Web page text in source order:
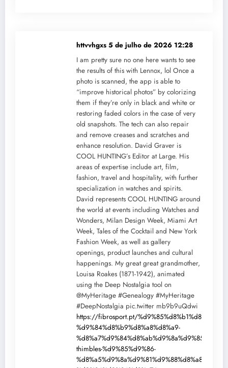
httvvhgxs 5 de julho de 2026 12:28
I am pretty sure no one here wants to see
the results of this with Lennox, lol Once a
photo is scanned, the app is able to
“improve historical photos” by colorizing
them if they’re only in black and white or
restoring faded colors in the case of very
old snapshots. The tech can also repair
and remove creases and scratches and
enhance resolution. David Graver is
COOL HUNTING’s Editor at Large. His
areas of expertise include art, film,
fashion, travel and hospitality, with further
specialization in watches and spirits.
David represents COOL HUNTING around
the world at events including Watches and
Wonders, Milan Design Week, Miami Art
Week, Tales of the Cocktail and New York
Fashion Week, as well as gallery
openings, product launches and cultural
happenings. My great great grandmother,
Louisa Roakes (1871-1942), animated
using the Deep Nostalgia tool on
@MyHeritage #Genealogy #MyHeritage
#DeepNostalgia pic.twitter mb9b9uQdwi
https://fibrosport.pt/
%d9%84%d8%b9%d8%a8%d8%a9-
thimbles-%d9%85%d9%86-